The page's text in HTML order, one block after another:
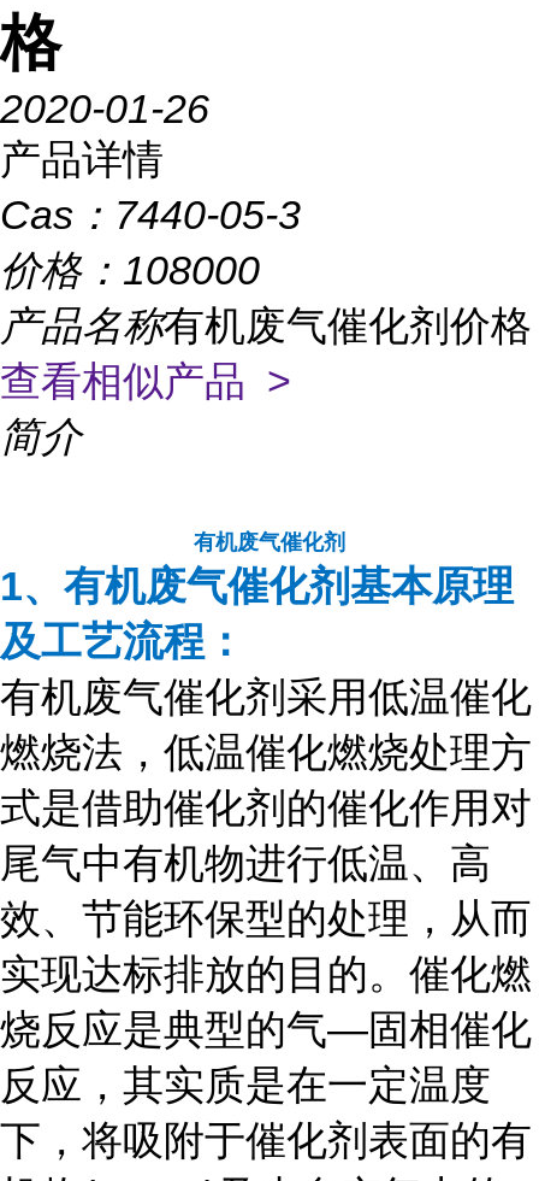
格
2020-01-26
产品详情
Cas： 7440-05-3
价格： 108000
产品名称有机废气催化剂价格
查看相似产品 >
简介
有机废气催化剂
1、有机废气催化剂基本原理
及工艺流程：
有机废气催化剂采用低温催化
燃烧法，低温催化燃烧处理方
式是借助催化剂的催化作用对
尾气中有机物进行低温、高
效、节能环保型的处理，从而
实现达标排放的目的。催化燃
烧反应是典型的气—固相催化
反应，其实质是在一定温度
下，将吸附于催化剂表面的有